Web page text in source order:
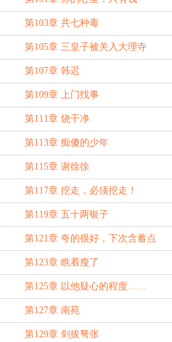
第103章 共七种毒
第105章 三皇子被关入大理寺
第107章 韩迟
第109章 上门找事
第111章 烧干净
第113章 痴傻的少年
第115章 谢徐徐
第117章 挖走，必须挖走！
第119章 五十两银子
第121章 夸的很好，下次含蓄点
第123章 瞧着瘦了
第125章 以他疑心的程度……
第127章 南苑
第129章 剑拔弩张